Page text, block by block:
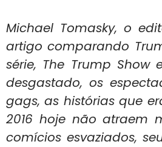
Michael Tomasky, o
artigo comparando
série, The Trump
desgastado, os
gags, as histórias que
2016 hoje não atraem
comícios esvaziados,